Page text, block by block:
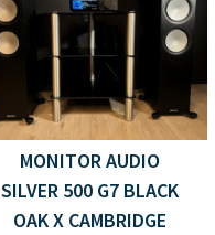
MONITOR AUDIO
SILVER 500 G7 BLACK
OAK X CAMBRIDGE